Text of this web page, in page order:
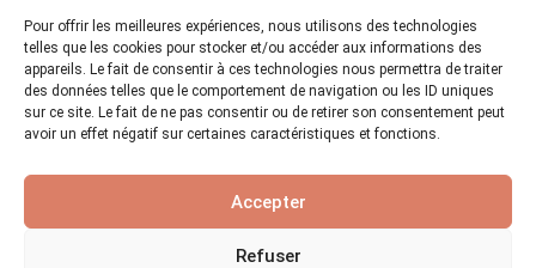
Pour offrir les meilleures expériences, nous utilisons des technologies
telles que les cookies pour stocker et/ou accéder aux informations des
appareils. Le fait de consentir à ces technologies nous permettra de traiter
des données telles que le comportement de navigation ou les ID uniques
sur ce site. Le fait de ne pas consentir ou de retirer son consentement peut
avoir un effet négatif sur certaines caractéristiques et fonctions.
Accepter
Refuser
“Choix individuel ou force collective :
comparez et choisissez votre
charpente…